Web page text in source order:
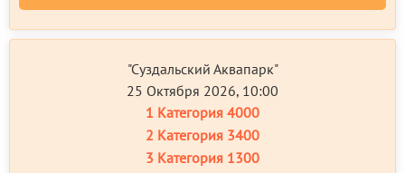
"Суздальский Аквапарк"
25 Октября 2026, 10:00
1 Категория 4000
2 Категория 3400
3 Категория 1300